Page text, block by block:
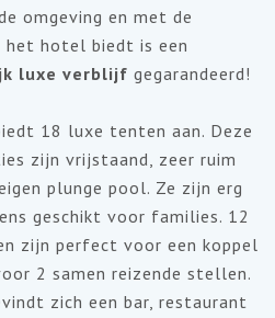
omgeving en met de
hotel biedt is een
luxe verblijf gegarandeerd!
18 luxe tenten aan. Deze
zijn vrijstaand, zeer ruim
plunge pool. Ze zijn erg
geschikt voor families. 12
zijn perfect voor een koppel
2 samen reizende stellen.
zich een bar, restaurant